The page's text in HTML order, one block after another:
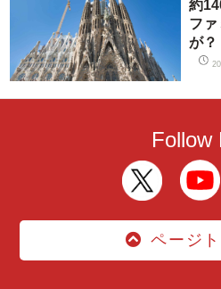
約
ファ
が？
Follow
ページ